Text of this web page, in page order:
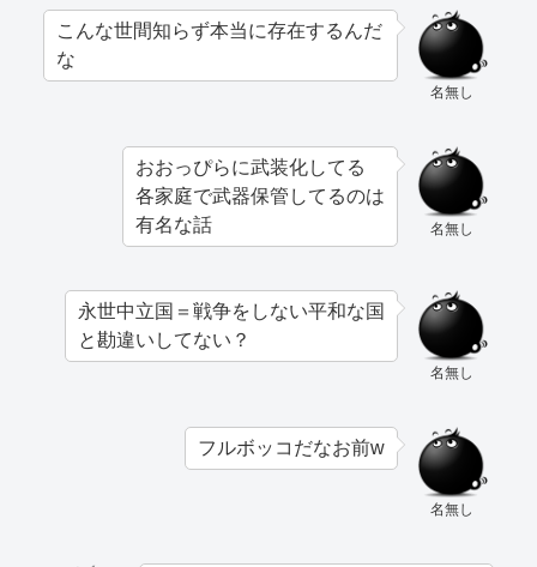
名無し
こんな世間知らず本当に存在するんだ
な
名無し
おおっぴらに武装化してる
各家庭で武器保管してるのは
有名な話
名無し
永世中立国＝戦争をしない平和な国
と勘違いしてない？
名無し
フルボッコだなお前w